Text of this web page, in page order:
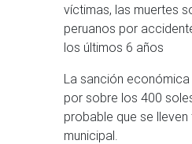
víctimas, las muertes
peruanos por
los últimos 6 años
La sanción
por sobre los 400
probable que se
municipal.